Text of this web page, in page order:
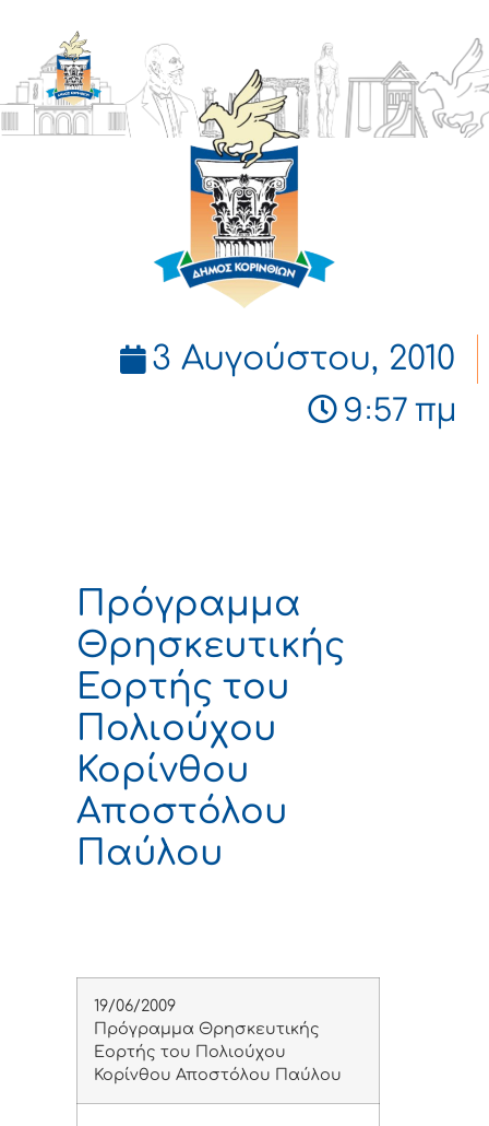
ΔΗΜΟΣ
ΚΟΡΙΝΘΙΩΝ
3 Αυγούστου, 2010
9:57 πμ
Πρόγραμμα
Θρησκευτικής
Εορτής του
Πολιούχου
Κορίνθου
Αποστόλου
Παύλου
19/06/2009
Πρόγραμμα Θρησκευτικής
Εορτής του Πολιούχου
Κορίνθου Αποστόλου Παύλου